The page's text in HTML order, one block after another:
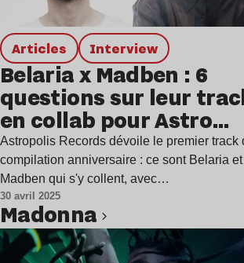
Articles interview
Belaria x Madben : 6
questions sur leur
en collab pour Astro
Records
Astropolis Records dévoile le premier track
compilation anniversaire : ce sont Belaria et
Madben qui s'y collent, avec…
30 avril 2025
Madonna
Lire